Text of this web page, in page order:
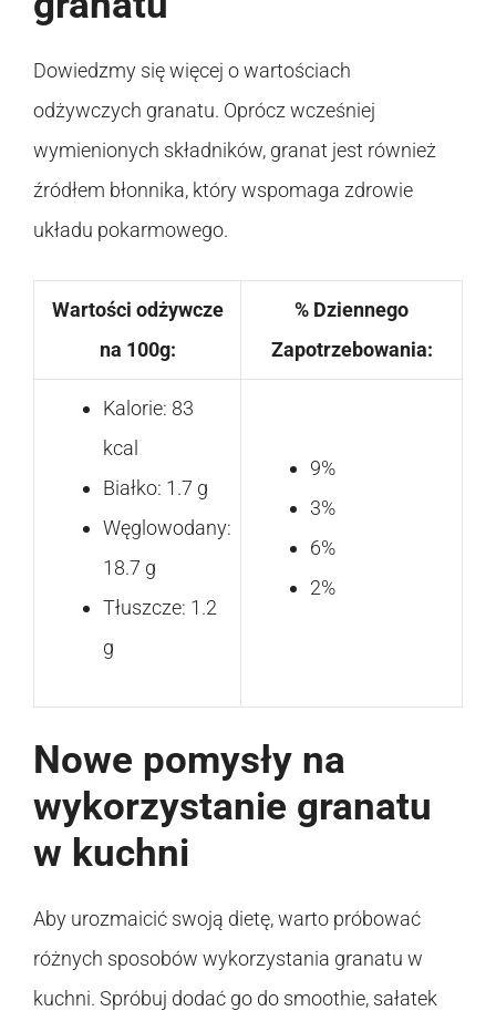
Dowiedzmy się więcej o wartościach
odżywczych granatu. Oprócz wcześniej
wymienionych składników, granat jest również
źródłem błonnika, który wspomaga zdrowie
układu pokarmowego.
Wartości odżywcze
na 100g:
% Dziennego
Zapotrzebowania:
Kalorie: 83
kcal
Białko: 1.7 g
Węglowodany:
18.7 g
Tłuszcze: 1.2
g
9%
3%
6%
2%
Nowe pomysły na
wykorzystanie granatu
w kuchni
Aby urozmaicić swoją dietę, warto próbować
różnych sposobów wykorzystania granatu w
kuchni. Spróbuj dodać go do smoothie, sałatek